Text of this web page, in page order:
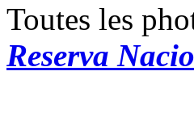
Toutes les
Reserva